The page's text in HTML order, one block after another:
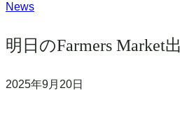
News
明日のFarmers Market
2025年9月20日